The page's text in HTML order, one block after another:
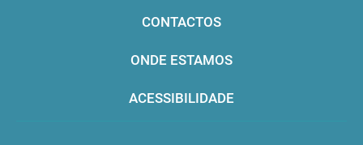
CONTACTOS
ONDE ESTAMOS
ACESSIBILIDADE